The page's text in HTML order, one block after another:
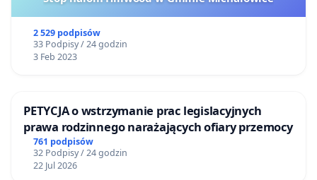
2 529 podpisów
33 Podpisy / 24 godzin
3 Feb 2023
PETYCJA o wstrzymanie prac legislacyjnych
prawa rodzinnego narażających ofiary przemocy
761 podpisów
32 Podpisy / 24 godzin
22 Jul 2026